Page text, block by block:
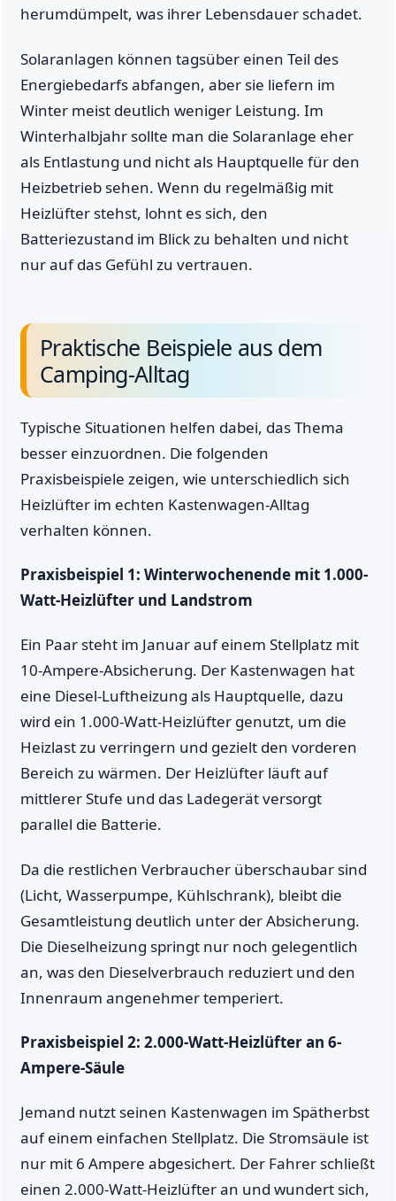
herumdümpelt, was ihrer Lebensdauer schadet.
Solaranlagen können tagsüber einen Teil des
Energiebedarfs abfangen, aber sie liefern im
Winter meist deutlich weniger Leistung. Im
Winterhalbjahr sollte man die Solaranlage eher
als Entlastung und nicht als Hauptquelle für den
Heizbetrieb sehen. Wenn du regelmäßig mit
Heizlüfter stehst, lohnt es sich, den
Batteriezustand im Blick zu behalten und nicht
nur auf das Gefühl zu vertrauen.
Praktische Beispiele aus dem
Camping-Alltag
Typische Situationen helfen dabei, das Thema
besser einzuordnen. Die folgenden
Praxisbeispiele zeigen, wie unterschiedlich sich
Heizlüfter im echten Kastenwagen-Alltag
verhalten können.
Praxisbeispiel 1: Winterwochenende mit 1.000-
Watt-Heizlüfter und Landstrom
Ein Paar steht im Januar auf einem Stellplatz mit
10-Ampere-Absicherung. Der Kastenwagen hat
eine Diesel-Luftheizung als Hauptquelle, dazu
wird ein 1.000-Watt-Heizlüfter genutzt, um die
Heizlast zu verringern und gezielt den vorderen
Bereich zu wärmen. Der Heizlüfter läuft auf
mittlerer Stufe und das Ladegerät versorgt
parallel die Batterie.
Da die restlichen Verbraucher überschaubar sind
(Licht, Wasserpumpe, Kühlschrank), bleibt die
Gesamtleistung deutlich unter der Absicherung.
Die Dieselheizung springt nur noch gelegentlich
an, was den Dieselverbrauch reduziert und den
Innenraum angenehmer temperiert.
Praxisbeispiel 2: 2.000-Watt-Heizlüfter an 6-
Ampere-Säule
Jemand nutzt seinen Kastenwagen im Spätherbst
auf einem einfachen Stellplatz. Die Stromsäule ist
nur mit 6 Ampere abgesichert. Der Fahrer schließt
einen 2.000-Watt-Heizlüfter an und wundert sich,